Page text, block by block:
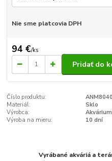
Nie sme platcovia DPH
94 €/ks
Pridať do
Číslo produktu:
Materiál:
Sklo
Výrobca:
Akvárium
Výroba na mieru:
10 dní
Vyrábané akváriá a